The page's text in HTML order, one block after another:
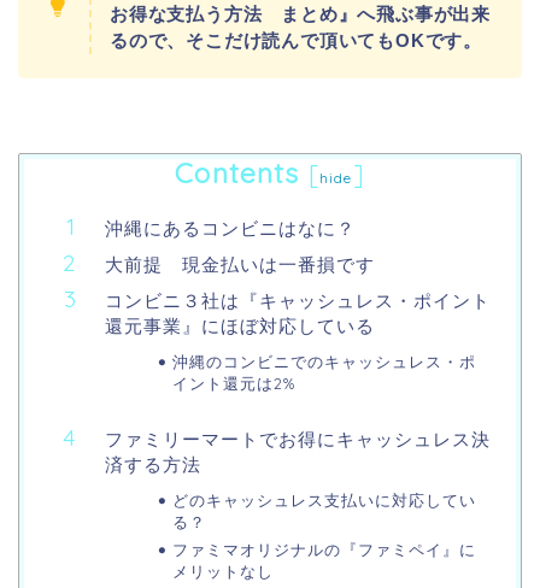
お得な支払う方法 まとめ』へ飛ぶ事が出来
るので、そこだけ読んで頂いてもOKです。
Contents [hide ]
沖縄にあるコンビニはなに？
大前提 現金払いは一番損です
コンビニ３社は『キャッシュレス・ポイント
還元事業』にほぼ対応している
沖縄のコンビニでのキャッシュレス・ポ
イント還元は2%
ファミリーマートでお得にキャッシュレス決
済する方法
どのキャッシュレス支払いに対応してい
る？
ファミマオリジナルの『ファミペイ』に
メリットなし